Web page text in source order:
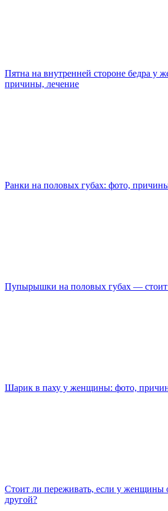
Пятна на внутренней стороне бедра у
причины, лечение
Ранки на половых губах: фото,
Пупырышки на половых губах — стоит
Шарик в паху у женщины: фото,
Стоит ли переживать, если у женщины
другой?